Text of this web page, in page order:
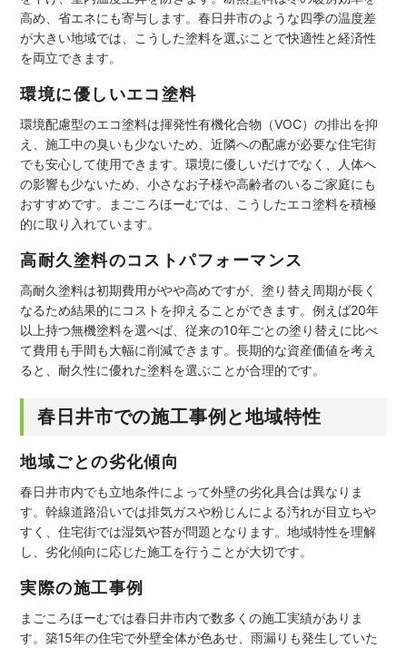
高め、省エネにも寄与します。春日井市のような四季の温度差
が大きい地域では、こうした塗料を選ぶことで快適性と経済性
を両立できます。
環境に優しいエコ塗料
環境配慮型のエコ塗料は揮発性有機化合物（VOC）の排出を抑
え、施工中の臭いも少ないため、近隣への配慮が必要な住宅街
でも安心して使用できます。環境に優しいだけでなく、人体へ
の影響も少ないため、小さなお子様や高齢者のいるご家庭にも
おすすめです。まごころほーむでは、こうしたエコ塗料を積極
的に取り入れています。
高耐久塗料のコストパフォーマンス
高耐久塗料は初期費用がやや高めですが、塗り替え周期が長く
なるため結果的にコストを抑えることができます。例えば20年
以上持つ無機塗料を選べば、従来の10年ごとの塗り替えに比べ
て費用も手間も大幅に削減できます。長期的な資産価値を考え
ると、耐久性に優れた塗料を選ぶことが合理的です。
春日井市での施工事例と地域特性
地域ごとの劣化傾向
春日井市内でも立地条件によって外壁の劣化具合は異なりま
す。幹線道路沿いでは排気ガスや粉じんによる汚れが目立ちや
すく、住宅街では湿気や苔が問題となります。地域特性を理解
し、劣化傾向に応じた施工を行うことが大切です。
実際の施工事例
まごころほーむでは春日井市内で数多くの施工実績がありま
す。築15年の住宅で外壁全体が色あせ、雨漏りも発生していた